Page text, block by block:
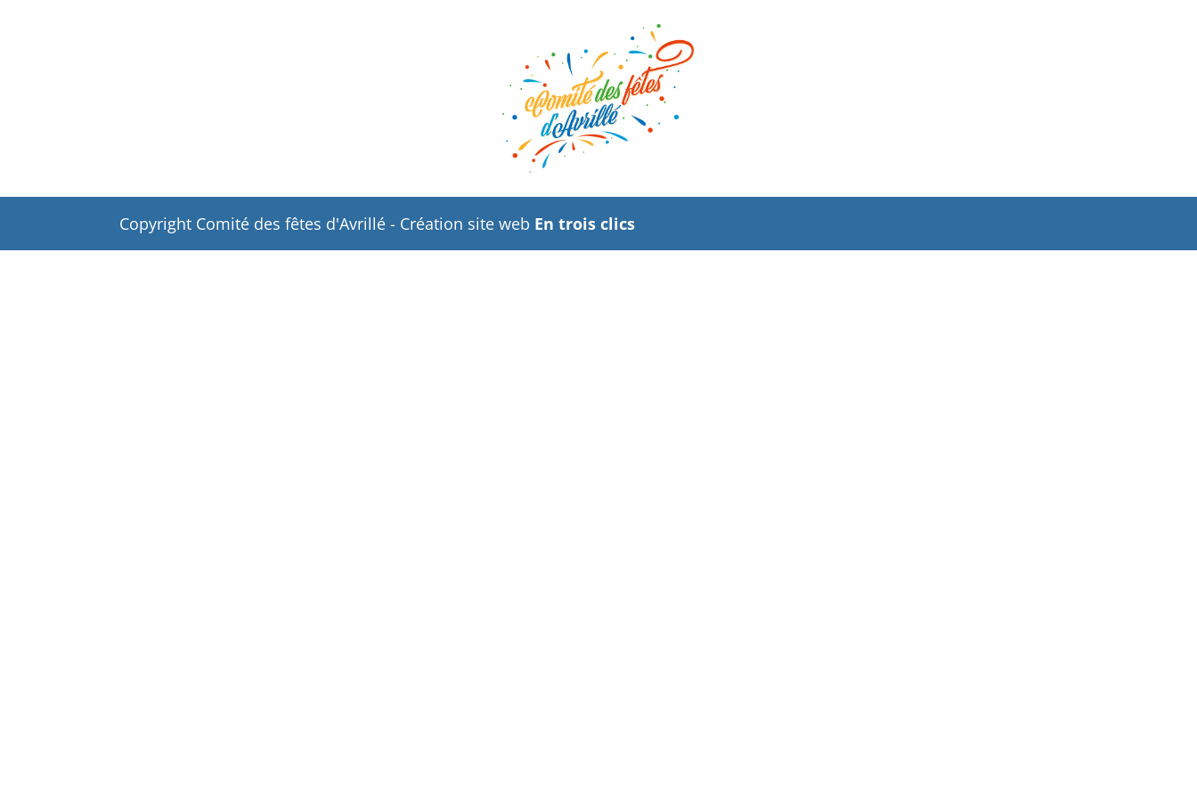
Copyright Comité des fêtes d'Avrillé - Création site web En trois clics